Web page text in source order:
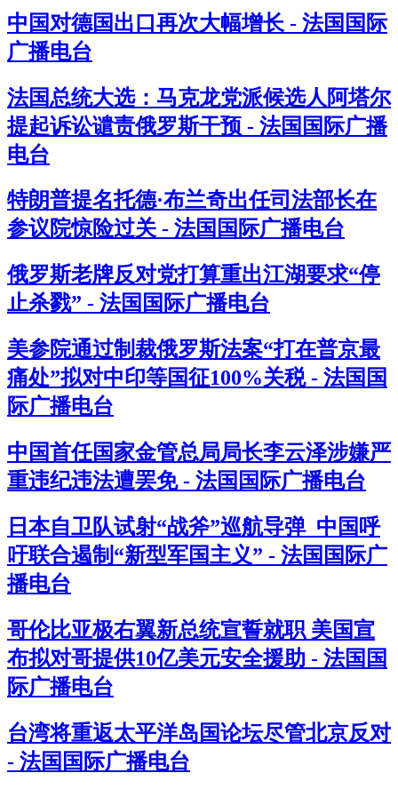
中国对德国出口再次大幅增长 - 法国国际
广播电台
法国总统大选：马克龙党派候选人阿塔尔
提起诉讼谴责俄罗斯干预 - 法国国际广播
电台
特朗普提名托德·布兰奇出任司法部长在
参议院惊险过关 - 法国国际广播电台
俄罗斯老牌反对党打算重出江湖要求“停
止杀戮” - 法国国际广播电台
美参院通过制裁俄罗斯法案“打在普京最
痛处”拟对中印等国征100%关税 - 法国国
际广播电台
中国首任国家金管总局局长李云泽涉嫌严
重违纪违法遭罢免 - 法国国际广播电台
日本自卫队试射“战斧”巡航导弹 中国呼
吁联合遏制“新型军国主义” - 法国国际广
播电台
哥伦比亚极右翼新总统宣誓就职 美国宣
布拟对哥提供10亿美元安全援助 - 法国国
际广播电台
台湾将重返太平洋岛国论坛尽管北京反对
- 法国国际广播电台